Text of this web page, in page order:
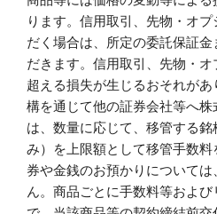
ります。信用取引、先物・オ
だく場合は、所定の委託保証
だきます。信用取引、先物・
超える損失が生じるおそれが
構を通じて他の証券会社等へ株
は、数量に応じて、移管する
み）を上限額として移管手数
券や金銭のお預かりについて
ん。商品ごとに手数料等およ